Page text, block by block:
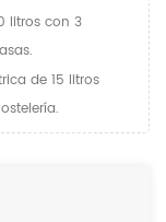
litros con 3
de 15 litros